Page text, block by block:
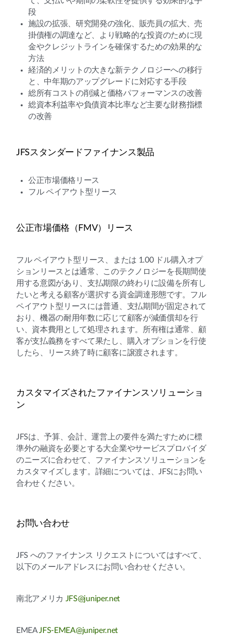
段
施設の拡張、研究開発の強化、販売員の拡大、売
掛債権の調達など、より戦略的な投資のために現
金やクレジットラインを確保するための効果的な
方法
経済的メリットの大きな新テクノロジーへの移行
と、中年期のアップグレードに対応する手段
総所有コストの削減と価格パフォーマンスの改善
総資本利益率や負債資本比率など主要な財務指標
の改善
JFSスタンダードファイナンス製品
公正市場価格リース
フル ペイアウト型リース
公正市場価格（FMV）リース
フル ペイアウト型リース、または 1.00 ドル購入オプ
ションリースとは通常、このテクノロジーを長期間使
用する意図があり、支払期限の終わりに設備を所有し
たいと考える顧客が選択する資金調達形態です。フル
ペイアウト型リースには普通、支払期間が固定されて
おり、機器の耐用年数に応じて顧客が減価償却を行
い、資本費用として処理されます。所有権は通常、顧
客が支払義務をすべて果たし、購入オプションを行使
したら、リース終了時に顧客に譲渡されます。
カスタマイズされたファイナンスソリューショ
ン
JFSは、予算、会計、運営上の要件を満たすために標
準外の融資を必要とする大企業やサービスプロバイダ
のニーズに合わせて、ファイナンスソリューションを
カスタマイズします。詳細については、JFSにお問い
合わせください。
お問い合わせ
JFS へのファイナンス リクエストについてはすべて、
以下のメールアドレスにお問い合わせください。
南北アメリカ JFS@juniper.net
EMEAJFS-EMEA@juniper.net